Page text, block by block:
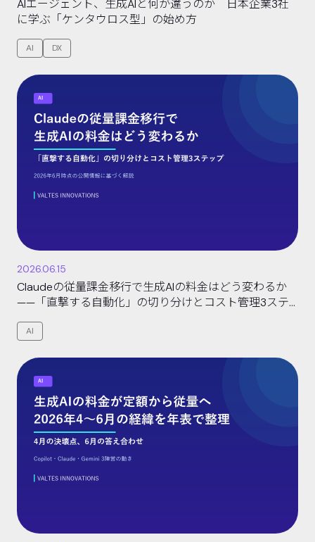
AIエージェント、生成AIと何が違うのか 日本企業3社
に学ぶ「ケンタウロス型」の始め方
AI DX
2026.06.15
Claudeの従量課金移行で生成AIの料金はどう変わるか
——「直撃する自動化」の切り分けとコスト管理3ステ
AI